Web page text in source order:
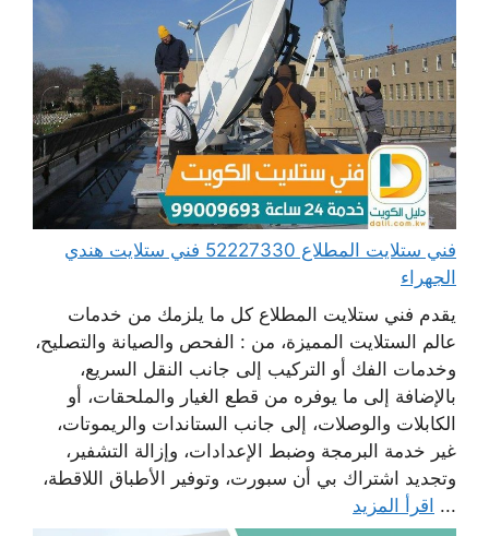
فني ستلايت المطلاع 52227330 فني ستلايت هندي
الجهراء
يقدم فني ستلايت المطلاع كل ما يلزمك من خدمات
عالم الستلايت المميزة، من : الفحص والصيانة والتصليح،
وخدمات الفك أو التركيب إلى جانب النقل السريع،
بالإضافة إلى ما يوفره من قطع الغيار والملحقات، أو
الكابلات والوصلات، إلى جانب الستاندات والريموتات،
غير خدمة البرمجة وضبط الإعدادات، وإزالة التشفير،
وتجديد اشتراك بي أن سبورت، وتوفير الأطباق اللاقطة،
... اقرأ المزيد